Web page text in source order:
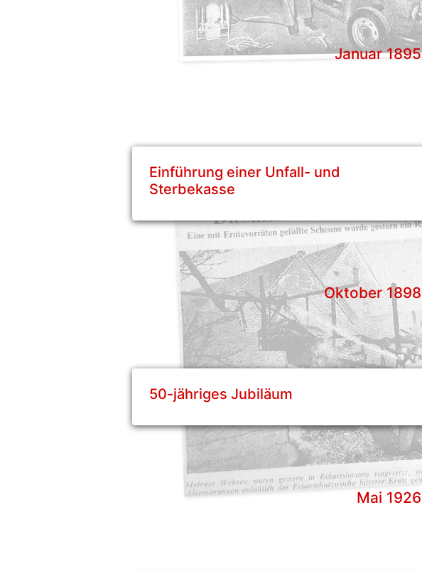
Januar 1895
Einführung einer Unfall- und
Sterbekasse
Oktober 1898
50-jähriges Jubiläum
Mai 1926